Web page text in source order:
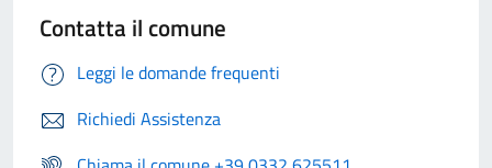
Contatta il comune
Leggi le domande frequenti
Richiedi Assistenza